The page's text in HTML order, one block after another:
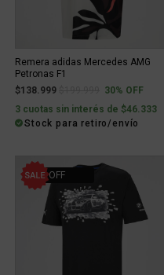
Remera adidas Mercedes AMG
Petronas F1
$138.999
Price reduced from
to30% OFF
3 cuotas sin interés de $46.333
Stock para retiro/envío
31% OFF